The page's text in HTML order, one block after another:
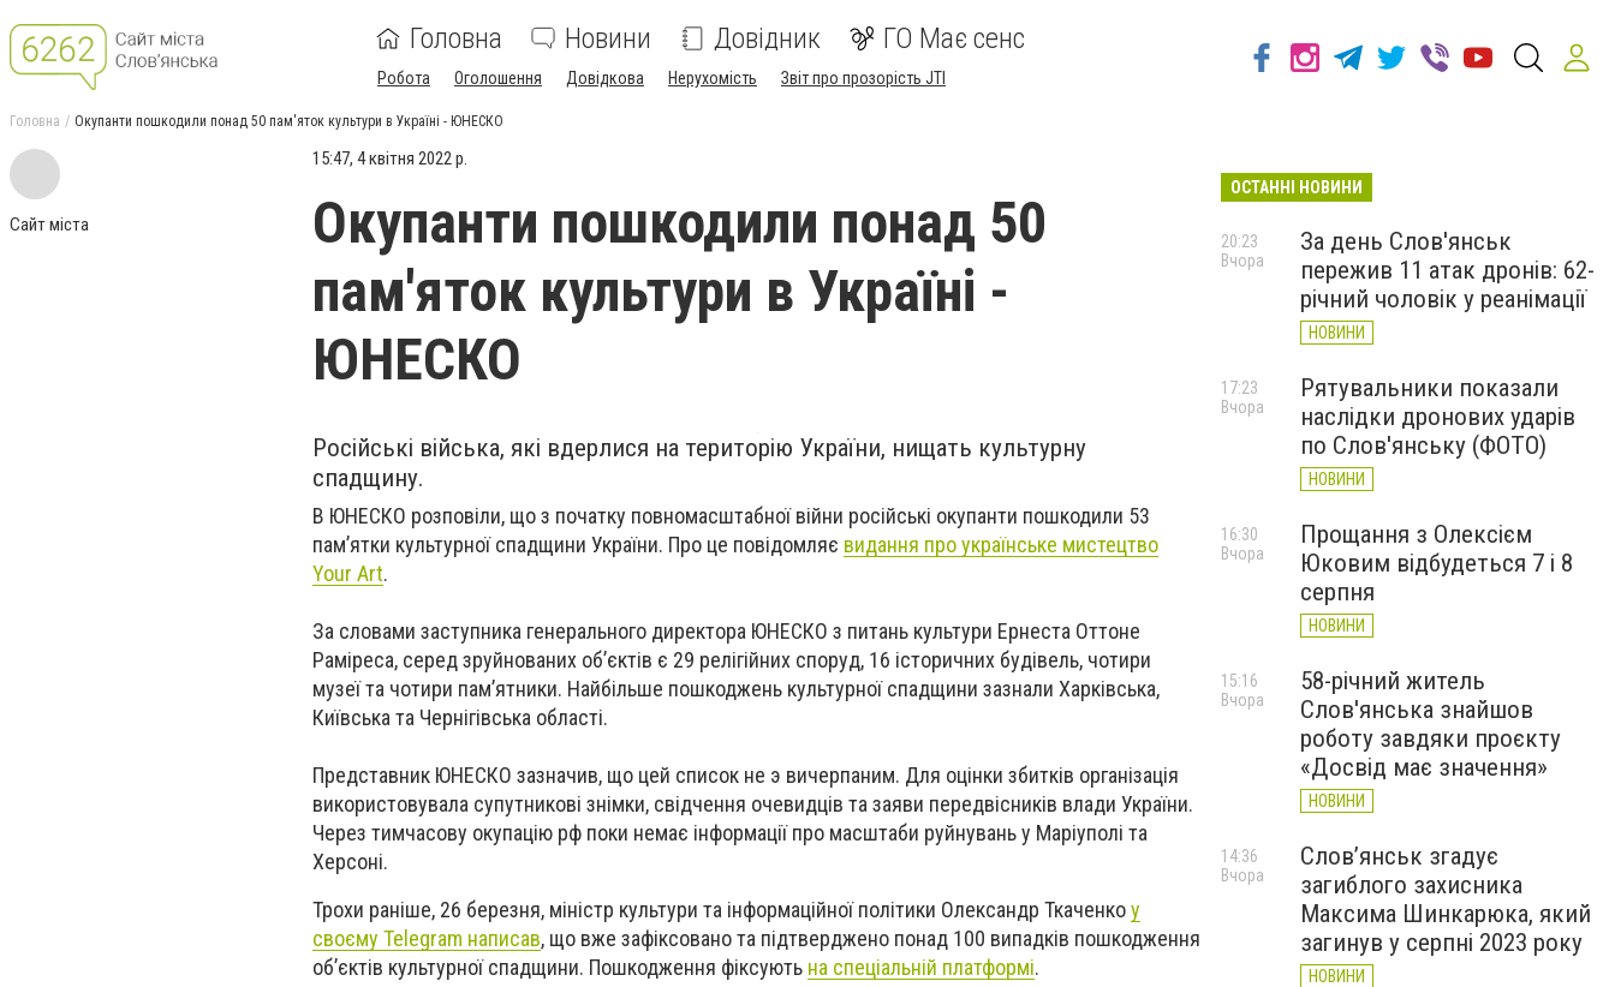
Головна Новини Довідник ГО Має сенс
Робота Оголошення Довідкова Нерухомість Звіт про прозорість JTI
Головна Окупанти пошкодили понад 50 пам'яток культури в Україні - ЮНЕСКО
Сайт міста
15:47, 4 квітня 2022 р.
Окупанти пошкодили понад 50
пам'яток культури в Україні -
ЮНЕСКО
Російські війська, які вдерлися на територію України, нищать культурну
спадщину.
В ЮНЕСКО розповіли, що з початку повномасштабної війни російські окупанти пошкодили 53
пам’ятки культурної спадщини України. Про це повідомляє видання про українське мистецтво
Your Art.
За словами заступника генерального директора ЮНЕСКО з питань культури Ернеста Оттоне
Раміреса, серед зруйнованих обʼєктів є 29 релігійних споруд, 16 історичних будівель, чотири
музеї та чотири пам’ятники. Найбільше пошкоджень культурної спадщини зазнали Харківська,
Київська та Чернігівська області.
Представник ЮНЕСКО зазначив, що цей список не э вичерпаним. Для оцінки збитків організація
використовувала супутникові знімки, свідчення очевидців та заяви передвісників влади України.
Через тимчасову окупацію рф поки немає інформації про масштаби руйнувань у Маріуполі та
Херсоні.
Трохи раніше, 26 березня, міністр культури та інформаційної політики Олександр Ткаченкоу
своєму Telegram написав, що вже зафіксовано та підтверджено понад 100 випадків пошкодження
об’єктів культурної спадщини. Пошкодження фіксують на спеціальній платформі.
ОСТАННІ НОВИНИ
За день Слов'янськ
пережив 11 атак дронів: 62-
річний чоловік у реанімації
НОВИНИ
20:23
Вчора
Рятувальники показали
наслідки дронових ударів
по Слов'янську (ФОТО)
НОВИНИ
17:23
Вчора
Прощання з Олексієм
Юковим відбудеться 7 і 8
серпня
НОВИНИ
16:30
Вчора
58-річний житель
Слов'янська знайшов
роботу завдяки проєкту
«Досвід має значення»
НОВИНИ
15:16
Вчора
Слов’янськ згадує
загиблого захисника
Максима Шинкарюка, який
загинув у серпні 2023 року
НОВИНИ
14:36
Вчора